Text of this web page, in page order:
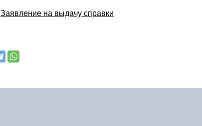
Заявление на выдачу справки